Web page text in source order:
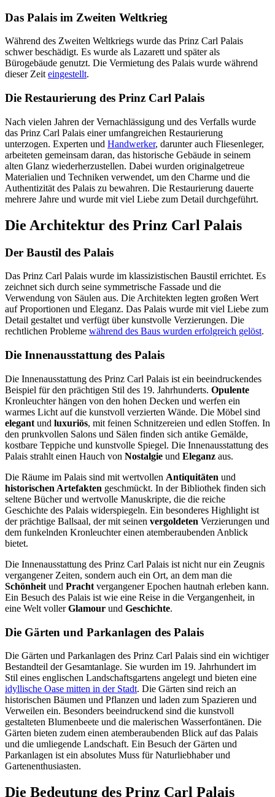
Das Palais im Zweiten Weltkrieg
Während des Zweiten Weltkriegs wurde das Prinz Carl Palais
schwer beschädigt. Es wurde als Lazarett und später als
Bürogebäude genutzt. Die Vermietung des Palais wurde während
dieser Zeiteingestellt.
Die Restaurierung des Prinz Carl Palais
Nach vielen Jahren der Vernachlässigung und des Verfalls wurde
das Prinz Carl Palais einer umfangreichen Restaurierung
unterzogen. Experten und Handwerker, darunter auch Fliesenleger,
arbeiteten gemeinsam daran, das historische Gebäude in seinem
alten Glanz wiederherzustellen. Dabei wurden originalgetreue
Materialien und Techniken verwendet, um den Charme und die
Authentizität des Palais zu bewahren. Die Restaurierung dauerte
mehrere Jahre und wurde mit viel Liebe zum Detail durchgeführt.
Die Architektur des Prinz Carl Palais
Der Baustil des Palais
Das Prinz Carl Palais wurde im klassizistischen Baustil errichtet. Es
zeichnet sich durch seine symmetrische Fassade und die
Verwendung von Säulen aus. Die Architekten legten großen Wert
auf Proportionen und Eleganz. Das Palais wurde mit viel Liebe zum
Detail gestaltet und verfügt über kunstvolle Verzierungen. Die
rechtlichen Probleme während des Baus wurden erfolgreich gelöst.
Die Innenausstattung des Palais
Die Innenausstattung des Prinz Carl Palais ist ein beeindruckendes
Beispiel für den prächtigen Stil des 19. Jahrhunderts. Opulente
Kronleuchter hängen von den hohen Decken und werfen ein
warmes Licht auf die kunstvoll verzierten Wände. Die Möbel sind
elegant und luxuriös, mit feinen Schnitzereien und edlen Stoffen. In
den prunkvollen Salons und Sälen finden sich antike Gemälde,
kostbare Teppiche und kunstvolle Spiegel. Die Innenausstattung des
Palais strahlt einen Hauch von Nostalgie und Eleganz aus.
Die Räume im Palais sind mit wertvollen Antiquitäten und
historischen Artefakten geschmückt. In der Bibliothek finden sich
seltene Bücher und wertvolle Manuskripte, die die reiche
Geschichte des Palais widerspiegeln. Ein besonderes Highlight ist
der prächtige Ballsaal, der mit seinen vergoldeten Verzierungen und
dem funkelnden Kronleuchter einen atemberaubenden Anblick
bietet.
Die Innenausstattung des Prinz Carl Palais ist nicht nur ein Zeugnis
vergangener Zeiten, sondern auch ein Ort, an dem man die
Schönheit und Pracht vergangener Epochen hautnah erleben kann.
Ein Besuch des Palais ist wie eine Reise in die Vergangenheit, in
eine Welt vollerGlamour und Geschichte.
Die Gärten und Parkanlagen des Palais
Die Gärten und Parkanlagen des Prinz Carl Palais sind ein wichtiger
Bestandteil der Gesamtanlage. Sie wurden im 19. Jahrhundert im
Stil eines englischen Landschaftsgartens angelegt und bieten eine
idyllische Oase mitten in der Stadt. Die Gärten sind reich an
historischen Bäumen und Pflanzen und laden zum Spazieren und
Verweilen ein. Besonders beeindruckend sind die kunstvoll
gestalteten Blumenbeete und die malerischen Wasserfontänen. Die
Gärten bieten zudem einen atemberaubenden Blick auf das Palais
und die umliegende Landschaft. Ein Besuch der Gärten und
Parkanlagen ist ein absolutes Muss für Naturliebhaber und
Gartenenthusiasten.
Die Bedeutung des Prinz Carl Palais